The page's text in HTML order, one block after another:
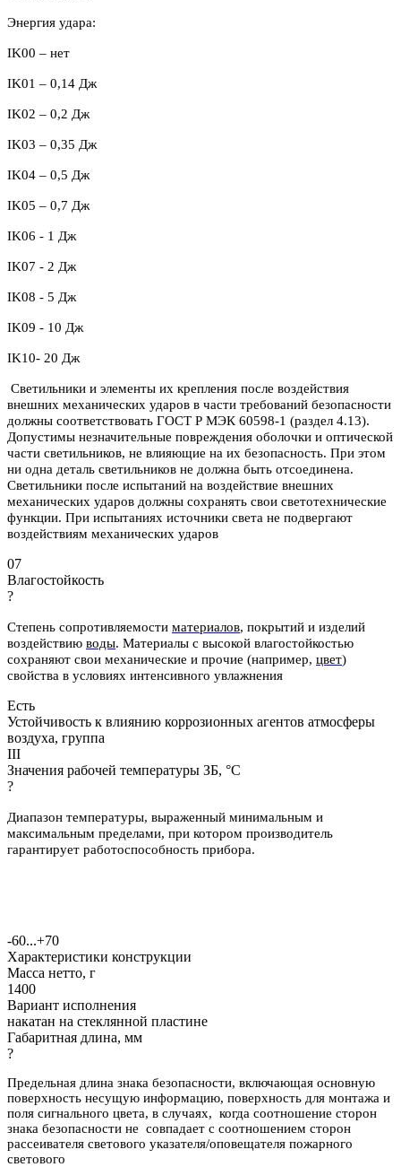
Энергия удара:
IK00 – нет
IK01 – 0,14 Дж
IK02 – 0,2 Дж
IK03 – 0,35 Дж
IK04 – 0,5 Дж
IK05 – 0,7 Дж
IK06 - 1 Дж
IK07 - 2 Дж
IK08 - 5 Дж
IK09 - 10 Дж
IK10- 20 Дж
Светильники и элементы их крепления после воздействия
внешних механических ударов в части требований безопасности
должны соответствовать ГОСТ Р МЭК 60598-1 (раздел 4.13).
Допустимы незначительные повреждения оболочки и оптической
части светильников, не влияющие на их безопасность. При этом
ни одна деталь светильников не должна быть отсоединена.
Светильники после испытаний на воздействие внешних
механических ударов должны сохранять свои светотехнические
функции. При испытаниях источники света не подвергают
воздействиям механических ударов
07
Влагостойкость
?
Степень сопротивляемости материалов, покрытий и изделий
воздействию воды. Материалы с высокой влагостойкостью
сохраняют свои механические и прочие (например, цвет)
свойства в условиях интенсивного увлажнения
Есть
Устойчивость к влиянию коррозионных агентов атмосферы
воздуха, группа
III
Значения рабочей температуры ЗБ, °С
?
Диапазон температуры, выраженный минимальным и
максимальным пределами, при котором производитель
гарантирует работоспособность прибора.
-60...+70
Характеристики конструкции
Масса нетто, г
1400
Вариант исполнения
накатан на стеклянной пластине
Габаритная длина, мм
?
Предельная длина знака безопасности, включающая основную
поверхность несущую информацию, поверхность для монтажа и
поля сигнального цвета, в случаях, когда соотношение сторон
знака безопасности не совпадает с соотношением сторон
рассеивателя светового указателя/оповещателя пожарного
светового